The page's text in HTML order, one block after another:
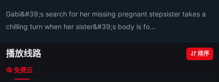
Gabi&#39;s search for her missing pregnant stepsister takes a
chilling turn when her sister&#39;s body is fo...
播放线路 排序
免费云